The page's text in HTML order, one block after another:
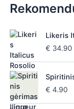
Likeris
€ 34.90
€ 4.90